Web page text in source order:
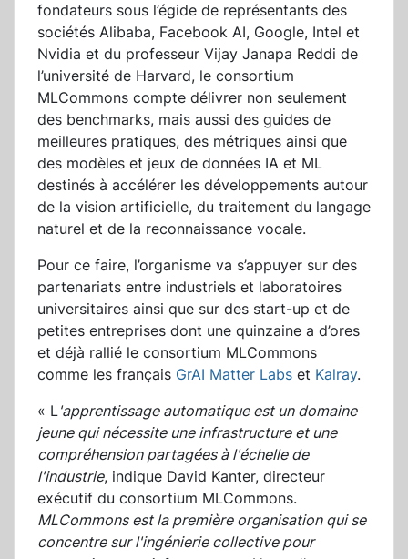
fondateurs sous l’égide de représentants des
sociétés Alibaba, Facebook AI, Google, Intel et
Nvidia et du professeur Vijay Janapa Reddi de
l’université de Harvard, le consortium
MLCommons compte délivrer non seulement
des benchmarks, mais aussi des guides de
meilleures pratiques, des métriques ainsi que
des modèles et jeux de données IA et ML
destinés à accélérer les développements autour
de la vision artificielle, du traitement du langage
naturel et de la reconnaissance vocale.
Pour ce faire, l’organisme va s’appuyer sur des
partenariats entre industriels et laboratoires
universitaires ainsi que sur des start-up et de
petites entreprises dont une quinzaine a d’ores
et déjà rallié le consortium MLCommons
comme les français GrAI Matter Labs et Kalray.
« L'apprentissage automatique est un domaine
jeune qui nécessite une infrastructure et une
compréhension partagées à l'échelle de
l'industrie, indique David Kanter, directeur
exécutif du consortium MLCommons.
MLCommons est la première organisation qui se
concentre sur l'ingénierie collective pour